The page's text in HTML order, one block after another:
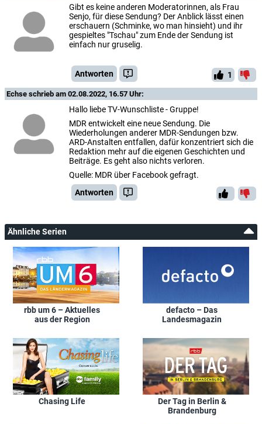
Gibt es keine anderen Moderatorinnen, als Frau
Senjo, für diese Sendung? Der Anblick lässt einen
erschauern (Schminke, wo man hinsieht) und ihr
gespieltes "Tschau" zum Ende der Sendung ist
einfach nur gruselig.
Antworten 1
Echse schrieb am 02.08.2022, 16.57 Uhr:
Hallo liebe TV-Wunschliste - Gruppe!
MDR entwickelt eine neue Sendung. Die
Wiederholungen anderer MDR-Sendungen bzw.
ARD-Anstalten entfallen, dafür konzentriert sich die
Redaktion mehr auf die eigenen Geschichten und
Beiträge. Es geht also nichts verloren.
Quelle: MDR über Facebook gefragt.
Antworten
Ähnliche Serien
rbb um 6 – Aktuelles
aus der Region
defacto – Das
Landesmagazin
Chasing Life
Der Tag in Berlin &
Brandenburg